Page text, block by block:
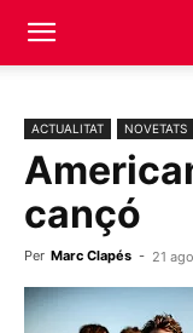
ACTUALITAT NOVETATS
cançó
Per Marc Clapés - 21